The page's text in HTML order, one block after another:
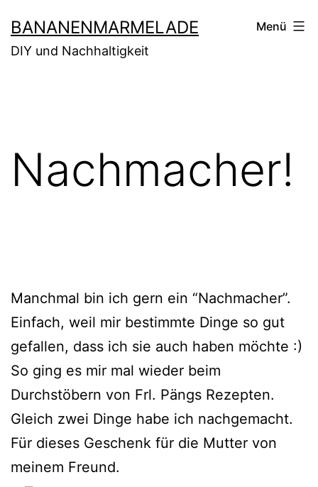
Inhalt
springen
BANANENMARMELADE
DIY und Nachhaltigkeit
Menü
Nachmacher!
Manchmal bin ich gern ein “Nachmacher”.
Einfach, weil mir bestimmte Dinge so gut
gefallen, dass ich sie auch haben möchte :)
So ging es mir mal wieder beim
Durchstöbern von Frl. Pängs Rezepten.
Gleich zwei Dinge habe ich nachgemacht.
Für dieses Geschenk für die Mutter von
meinem Freund.